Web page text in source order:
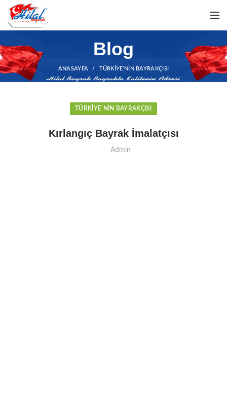
Blog
ANASAYFA TÜRKIYE'NIN BAYRAKÇISI
TÜRKIYE'NIN BAYRAKÇISI
Kırlangıç Bayrak İmalatçısı
Admin